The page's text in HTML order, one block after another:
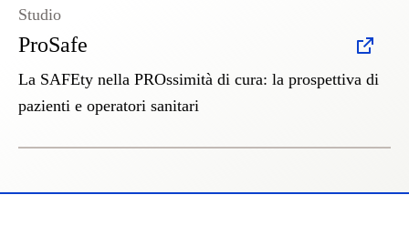
ProSafe
Studio
La SAFEty nella PROssimità di cura: la prospettiva di
pazienti e operatori sanitari